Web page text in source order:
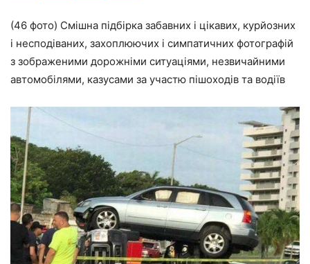
(46 фото) Смішна підбірка забавних і цікавих, курйозних
і несподіваних, захоплюючих і симпатичних фотографій
з зображеними дорожніми ситуаціями, незвичайними
автомобілями, казусами за участю пішоходів та водіїв